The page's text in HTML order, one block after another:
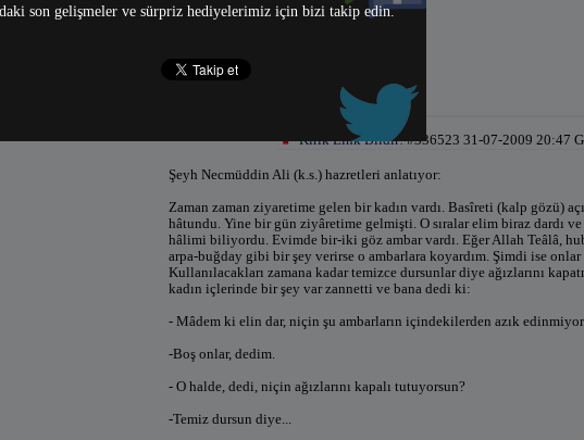
son gelişmeler ve sürpriz hediyelerimiz için bizi takip edin.
Kırık Link Bildir!#336523 31-07-2009 20:47
Şeyh Necmüddin Ali (k.s.) hazretleri anlatıyor:
Zaman zaman ziyaretime gelen bir kadın vardı. Basîreti (kalp gözü)
hâtundu. Yine bir gün ziyâretime gelmişti. O sıralar elim biraz dardı ve
hâlimi biliyordu. Evimde bir-iki göz ambar vardı. Eğer Allah Teâlâ,
arpa-buğday gibi bir şey verirse o ambarlara koyardım. Şimdi ise onlar
Kullanılacakları zamana kadar temizce dursunlar diye ağızlarını
kadın içlerinde bir şey var zannetti ve bana dedi ki:
- Mâdem ki elin dar, niçin şu ambarların içindekilerden azık
-Boş onlar, dedim.
- O halde, dedi, niçin ağızlarını kapalı tutuyorsun?
-Temiz dursun diye...